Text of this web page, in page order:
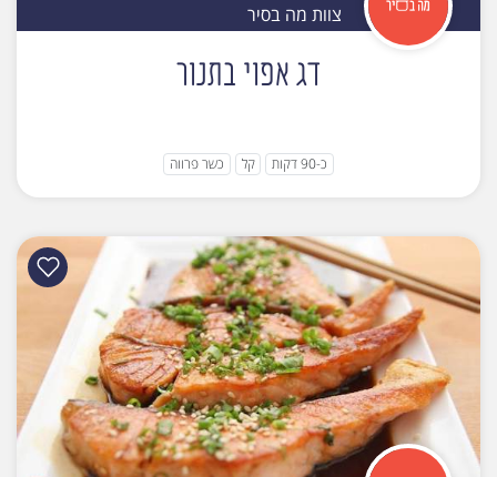
צוות מה בסיר
דג אפוי בתנור
כ-90 דקות קל כשר פרווה